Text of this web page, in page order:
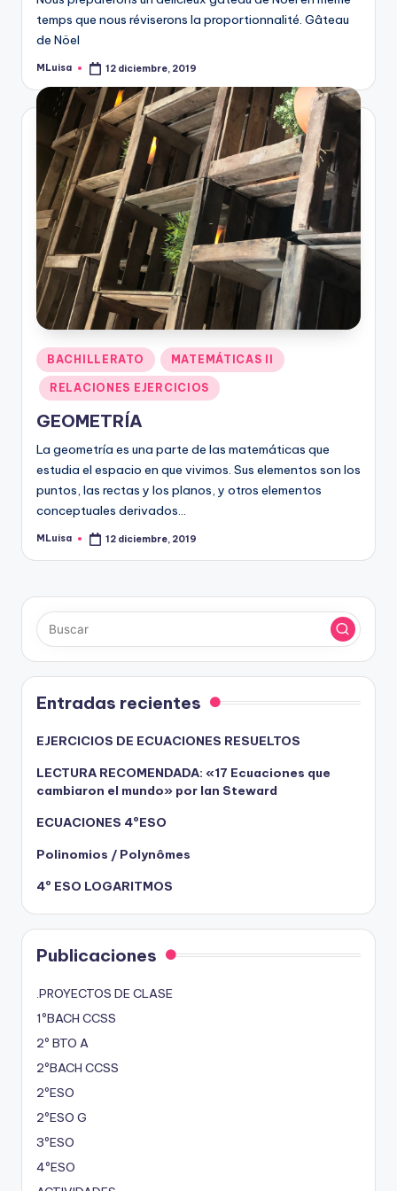
temps que nous réviserons la proportionnalité. Gâteau
de Nöel
Publicado
MLuisa 12 diciembre, 2019
Publicado
en
BACHILLERATO MATEMÁTICAS II
RELACIONES EJERCICIOS
GEOMETRÍA
La geometría es una parte de las matemáticas que
estudia el espacio en que vivimos. Sus elementos son los
puntos, las rectas y los planos, y otros elementos
conceptuales derivados…
Publicado
MLuisa 12 diciembre, 2019
Entradas recientes
EJERCICIOS DE ECUACIONES RESUELTOS
LECTURA RECOMENDADA: «17 Ecuaciones que
cambiaron el mundo» por Ian Steward
ECUACIONES 4ºESO
Polinomios / Polynômes
4º ESO LOGARITMOS
Publicaciones
.PROYECTOS DE CLASE
1ºBACH CCSS
2º BTO A
2ºBACH CCSS
2ºESO
2ºESO G
3ºESO
4ºESO